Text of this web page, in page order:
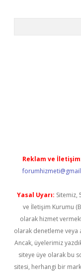
Reklam ve
Yasal Uyarı: Sitemiz,
ve İletişim Kurumu
olarak hizmet
olarak denetleme veya
Ancak, üyelerimiz
siteye üye olarak bu
sitesi, herhangi bir